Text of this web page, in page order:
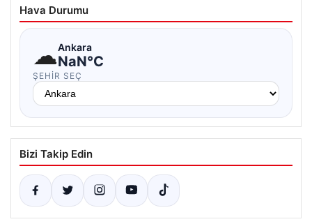
Hava Durumu
☁Ankara
NaN°C
ŞEHIR SEÇ
Bizi Takip Edin